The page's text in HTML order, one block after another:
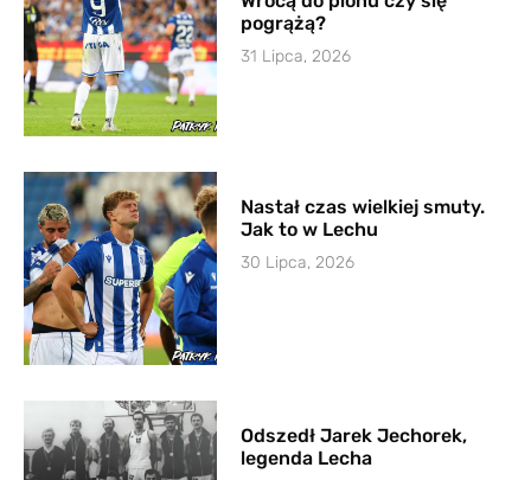
pogrążą?
31 Lipca, 2026
Nastał czas wielkiej smuty.
Jak to w Lechu
30 Lipca, 2026
Odszedł Jarek Jechorek,
legenda Lecha